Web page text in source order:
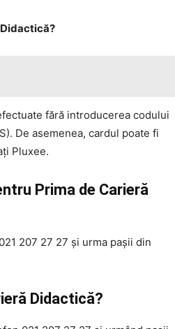
fără introducerea codului
De asemenea, cardul poate fi
Pluxee.
Prima de Carieră
207 27 27 și urma pașii din
Didactică?